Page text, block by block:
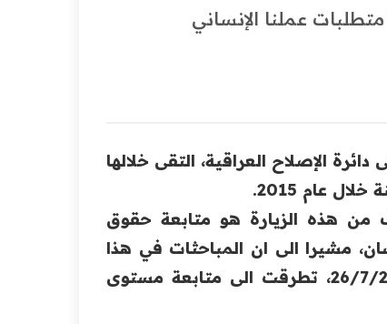
عملنا الإنساني
الإصلاح العراقية، التقى خلالها
عام 2015.
هذه الزيارة هو متابعة حقوق
مشيرا الى ان المباحثات في هذا
الجانب مع رئيس لجنة الترقيات التي تم تشكيلها في 26/7/2015، تطرقت الى متابعة مستوى